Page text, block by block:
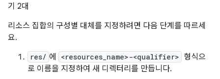
기 2대
리소스 집합의 구성별 대체를 지정하려면 다음 단계를 따르세
요.
res/ 에 <resources_name>-<qualifier> 형식으
로 이름을 지정하여 새 디렉터리를 만듭니다.